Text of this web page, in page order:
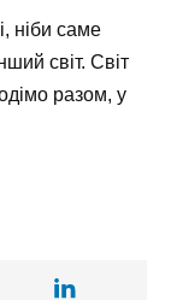
ніби саме
світ. Світ
разом, у